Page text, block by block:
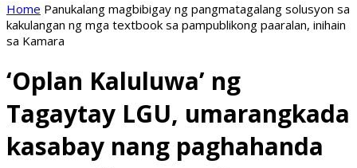
Home Panukalang magbibigay ng pangmatagalang solusyon sa
kakulangan ng mga textbook sa pampublikong paaralan, inihain
sa Kamara
‘Oplan Kaluluwa’ ng
Tagaytay LGU, umarangkada
kasabay nang paghahanda